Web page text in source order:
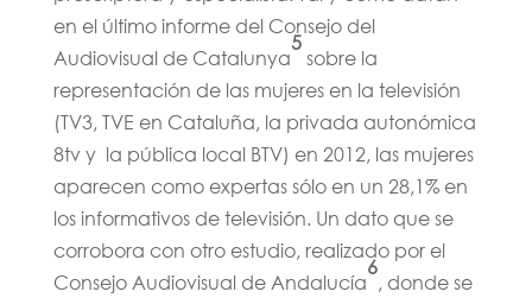
en el último informe del Consejo del
Audiovisual de Catalunya
5
sobre la
representación de las mujeres en la televisión
(TV3, TVE en Cataluña, la privada autonómica
8tv y la pública local BTV) en 2012, las mujeres
aparecen como expertas sólo en un 28,1% en
los informativos de televisión. Un dato que se
corrobora con otro estudio, realizado por el
Consejo Audiovisual de Andalucía
6
, donde se